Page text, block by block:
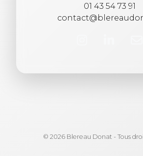
01 43 54 73 91
© 2026 Blereau Donat - Tous